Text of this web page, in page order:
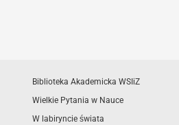
Biblioteka Akademicka WSIiZ
Wielkie Pytania w Nauce
W labiryncie świata